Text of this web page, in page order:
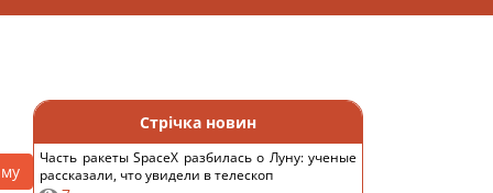
Стрічка новин
Часть ракеты SpaceX разбилась о Луну: ученые
рассказали, что увидели в телескоп